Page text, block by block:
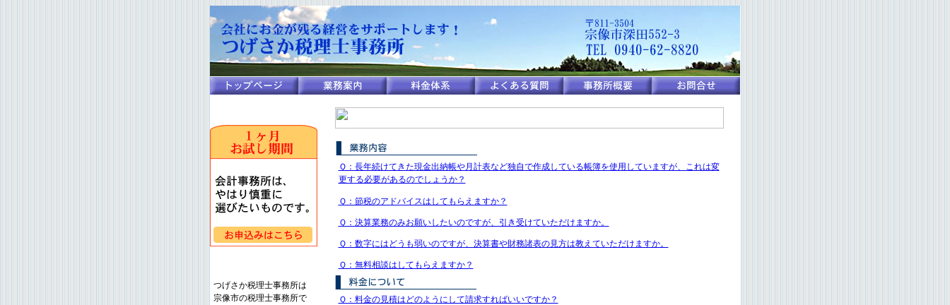
Ｑ：長年続けてきた現金出納帳や月計表など独自で作成している帳簿を使用していますが、これは変
更する必要があるのでしょうか？
Ｑ：節税のアドバイスはしてもらえますか？
Ｑ：決算業務のみお願いしたいのですが、引き受けていただけますか。
Ｑ：数字にはどうも弱いのですが、決算書や財務諸表の見方は教えていただけますか。
Ｑ：無料相談はしてもらえますか？
つげさか税理士事務所は
宗像市の税理士事務所で
Ｑ：料金の見積はどのようにして請求すればいいですか？